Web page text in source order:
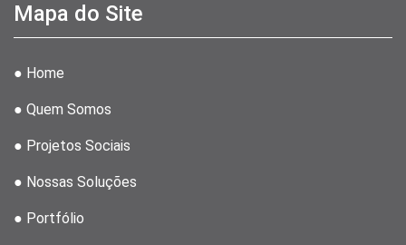
Mapa do Site
● Home
● Quem Somos
● Projetos Sociais
● Nossas Soluções
● Portfólio